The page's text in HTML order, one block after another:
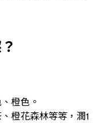
橙色。​
橙花森林等等，潤